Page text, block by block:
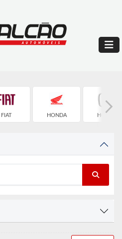
FIAT HONDA HONDA